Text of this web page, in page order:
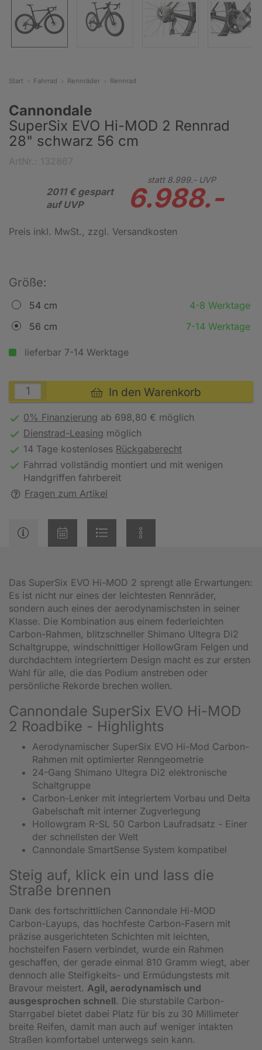
Start Fahrrad Rennräder Rennrad
Cannondale
SuperSix EVO Hi-MOD 2 Rennrad
28" schwarz 56 cm
2011 € gespart
auf UVP
statt 8.999.-UVP
6.988.-
Preis inkl. MwSt. , zzgl. Versandkosten
Größe:
54 cm
4-8 Werktage
56 cm
7-14 Werktage
lieferbar 7-14 Werktage
In den Warenkorb
0% Finanzierung ab 698,80 € möglich
Dienstrad-Leasing möglich
14 Tage kostenloses Rückgaberecht
Fahrrad vollständig montiert und mit wenigen
Handgriffen fahrbereit
Fragen zum Artikel
Das SuperSix EVO Hi-MOD 2 sprengt alle Erwartungen:
Es ist nicht nur eines der leichtesten Rennräder,
sondern auch eines der aerodynamischsten in seiner
Klasse. Die Kombination aus einem federleichten
Carbon-Rahmen, blitzschneller Shimano Ultegra Di2
Schaltgruppe, windschnittiger HollowGram Felgen und
durchdachtem integriertem Design macht es zur ersten
Wahl für alle, die das Podium anstreben oder
persönliche Rekorde brechen wollen.
Cannondale SuperSix EVO Hi-MOD
2 Roadbike - Highlights
Aerodynamischer SuperSix EVO Hi-Mod Carbon-
Rahmen mit optimierter Renngeometrie
24-Gang Shimano Ultegra Di2 elektronische
Schaltgruppe
Carbon-Lenker mit integriertem Vorbau und Delta
Gabelschaft mit interner Zugverlegung
Hollowgram R-SL 50 Carbon Laufradsatz - Einer
der schnellsten der Welt
Cannondale SmartSense System kompatibel
Steig auf, klick ein und lass die
Straße brennen
Dank des fortschrittlichen Cannondale Hi-MOD
Carbon-Layups, das hochfeste Carbon-Fasern mit
präzise ausgerichteten Schichten mit leichten,
hochsteifen Fasern verbindet, wurde ein Rahmen
geschaffen, der gerade einmal 810 Gramm wiegt, aber
dennoch alle Steifigkeits- und Ermüdungstests mit
Bravour meistert. Agil, aerodynamisch und
ausgesprochen schnell. Die sturstabile Carbon-
Starrgabel bietet dabei Platz für bis zu 30 Millimeter
breite Reifen, damit man auch auf weniger intakten
Straßen komfortabel unterwegs sein kann.